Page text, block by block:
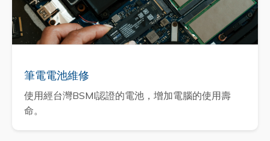
筆電電池維修
使用經台灣BSMI認證的電池，增加電腦的使用壽
命。